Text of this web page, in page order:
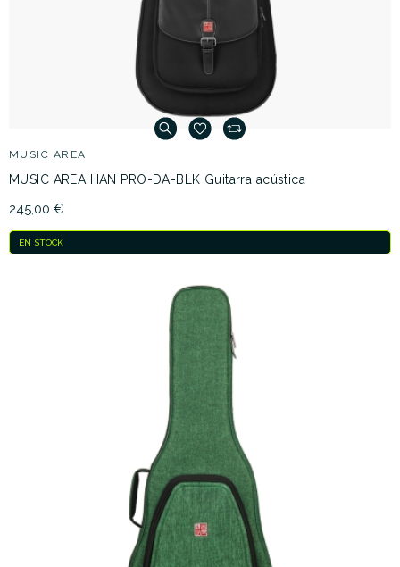
MUSIC AREA
MUSIC AREA HAN PRO-DA-BLK Guitarra acústica
245,00 €
EN STOCK